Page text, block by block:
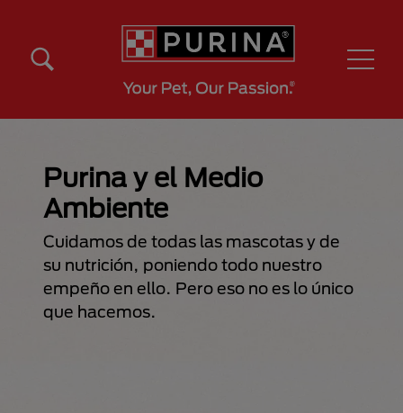
Purina y el Medio
Ambiente
Cuidamos de todas las mascotas y de
su nutrición, poniendo todo nuestro
empeño en ello. Pero eso no es lo único
que hacemos.